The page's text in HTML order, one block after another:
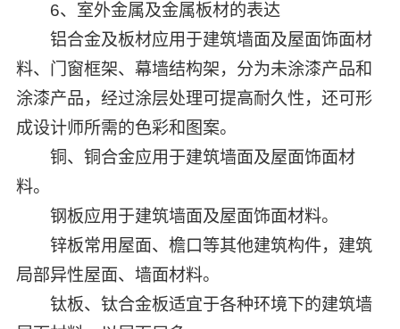
6、室外金属及金属板材的表达
铝合金及板材应用于建筑墙面及屋面饰面材
料、门窗框架、幕墙结构架，分为未涂漆产品和
涂漆产品，经过涂层处理可提高耐久性，还可形
成设计师所需的色彩和图案。
铜、铜合金应用于建筑墙面及屋面饰面材
料。
钢板应用于建筑墙面及屋面饰面材料。
锌板常用屋面、檐口等其他建筑构件，建筑
局部异性屋面、墙面材料。
钛板、钛合金板适宜于各种环境下的建筑墙